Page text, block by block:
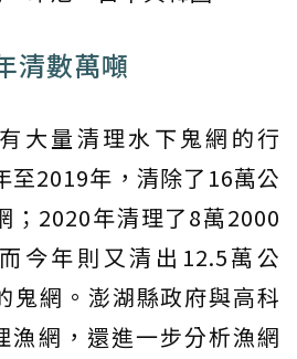
清數萬噸
大量清理水下鬼網的行
至2019年，清除了16萬公
；2020年清理了8萬2000
今年則又清出12.5萬公
鬼網。澎湖縣政府與高科
漁網，還進一步分析漁網